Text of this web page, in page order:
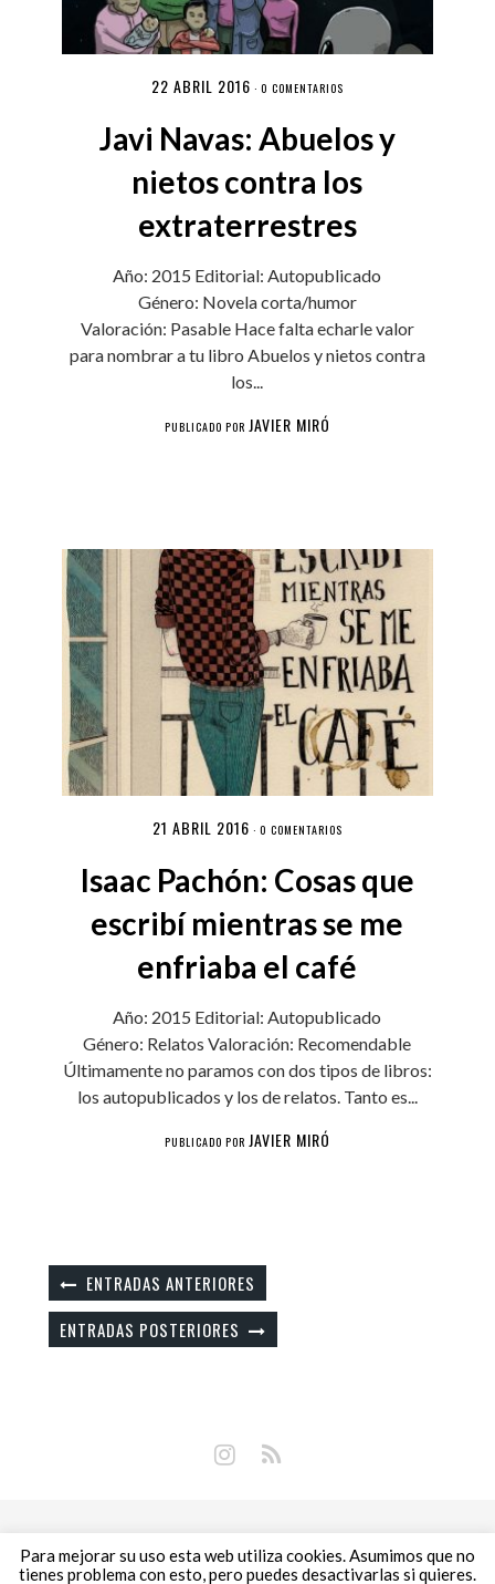
22 ABRIL 2016 · 0 COMENTARIOS
Javi Navas: Abuelos y
nietos contra los
extraterrestres
Año: 2015 Editorial: Autopublicado
Género: Novela corta/humor
Valoración: Pasable Hace falta echarle valor
para nombrar a tu libro Abuelos y nietos contra
los...
PUBLICADO POR JAVIER MIRÓ
21 ABRIL 2016 · 0 COMENTARIOS
Isaac Pachón: Cosas que
escribí mientras se me
enfriaba el café
Año: 2015 Editorial: Autopublicado
Género: Relatos Valoración: Recomendable
Últimamente no paramos con dos tipos de libros:
los autopublicados y los de relatos. Tanto es...
PUBLICADO POR JAVIER MIRÓ
ENTRADAS ANTERIORES
ENTRADAS POSTERIORES
Copyright © 2018 Libros Prohibidos •
Política de
privacidad
Para mejorar su uso esta web utiliza cookies. Asumimos que no
tienes problema con esto, pero puedes desactivarlas si quieres.